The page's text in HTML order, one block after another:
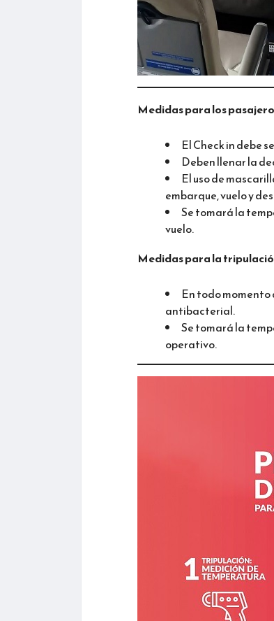
Medidas para los
El Check in debe
Deben llenar la
El uso de
embarque, vuelo y
Se tomará la
vuelo.
Medidas para la
En todo momento
antibacterial.
Se tomará la
operativo.